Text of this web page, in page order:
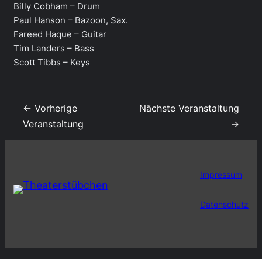
Billy Cobham – Drum
Paul Hanson – Bazoon, Sax.
Fareed Haque – Guitar
Tim Landers – Bass
Scott Tibbs – Keys
← Vorherige
Veranstaltung
Nächste Veranstaltung
→
Impressum
Datenschutz